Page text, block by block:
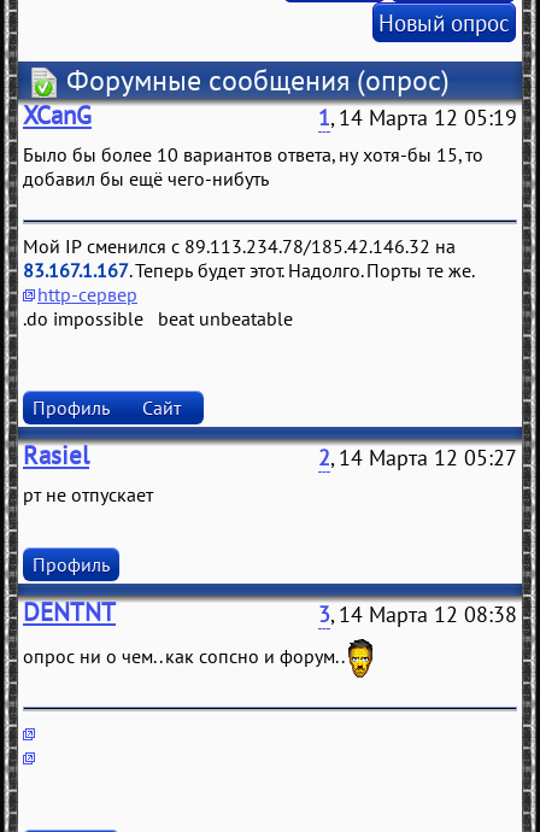
Новый опрос
Форумные сообщения (опрос)
XCanG 1, 14 Марта 12 05:19
Было бы более 10 вариантов ответа, ну хотя-бы 15, то
добавил бы ещё чего-нибуть
Мой IP сменился с 89.113.234.78/185.42.146.32 на
83.167.1.167. Теперь будет этот. Надолго. Порты те же.
http-сервер
.do impossible beat unbeatable
Профиль Сайт
Rasiel 2, 14 Марта 12 05:27
рт не отпускает
Профиль
DENTNT 3, 14 Марта 12 08:38
опрос ни о чем.. как сопсно и форум..